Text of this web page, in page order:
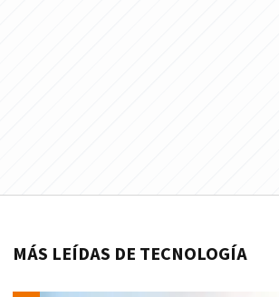
MÁS LEÍDAS DE TECNOLOGÍA